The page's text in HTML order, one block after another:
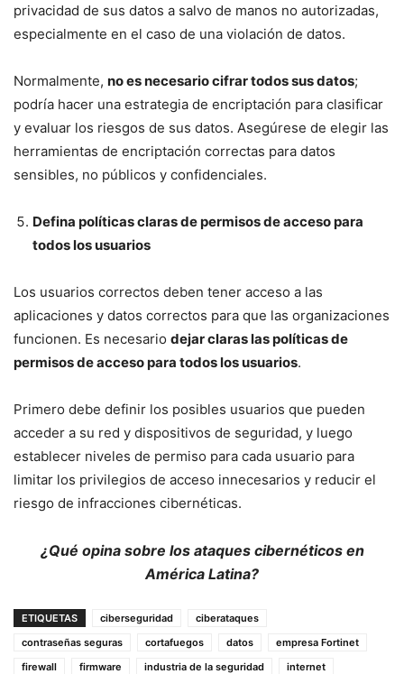
privacidad de sus datos a salvo de manos no autorizadas,
especialmente en el caso de una violación de datos.
Normalmente, no es necesario cifrar todos sus datos;
podría hacer una estrategia de encriptación para clasificar
y evaluar los riesgos de sus datos. Asegúrese de elegir las
herramientas de encriptación correctas para datos
sensibles, no públicos y confidenciales.
Defina políticas claras de permisos de acceso para
todos los usuarios
Los usuarios correctos deben tener acceso a las
aplicaciones y datos correctos para que las organizaciones
funcionen. Es necesario dejar claras las políticas de
permisos de acceso para todos los usuarios.
Primero debe definir los posibles usuarios que pueden
acceder a su red y dispositivos de seguridad, y luego
establecer niveles de permiso para cada usuario para
limitar los privilegios de acceso innecesarios y reducir el
riesgo de infracciones cibernéticas.
¿Qué opina sobre los ataques cibernéticos en
América Latina?
ETIQUETAS ciberseguridad
ciberataques
contraseñas seguras
cortafuegos datos
empresa Fortinet
firewall
firmware industria de la seguridad
internet